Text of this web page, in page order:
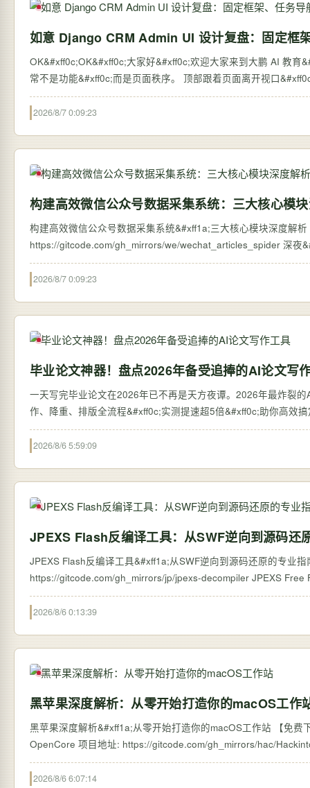
如意 Django CRM Admin UI 设计复盘：固定框
OK&#xff0c;OK&#xff0c;大家好&#xff0c;欢迎大家来到大鹏 AI 教育&#xff0c;我是张大鹏。 一个模型越来越多的
常不是功能&#xff0c;而是页面秩序。 顶部跟
2026/8/7 0:09:23
构建高效微信公众号数据采集系统：三大核心模
构建高效微信公众号数据采集系统&#xff1a;三大核心模块深度解析 【
https://
2026/8/7 0:09:23
毕业论文神器！盘点2026年备受追捧的AI论文写
一天写完毕业论文在2026年已不再是天方夜谭。2026年最炸裂
作、降重、排版全流程&#xff0c;实测提速超5倍&#xff0c;助你高效
2026/8/6 5:59:09
JPEXS Flash反编译工具：从SWF逆向到源码还
JPEXS Flash反编译工具&#xff1a;从SWF逆向到源码还原的专业指南
https://gitcode.com/
2026/8/6 0:13:39
黑苹果深度解析：从零开始打造你的macOS工作
黑苹果深度解析&#xff1a;从零开始打造你的macOS工作站 【免
2026/8/6 6:07:14